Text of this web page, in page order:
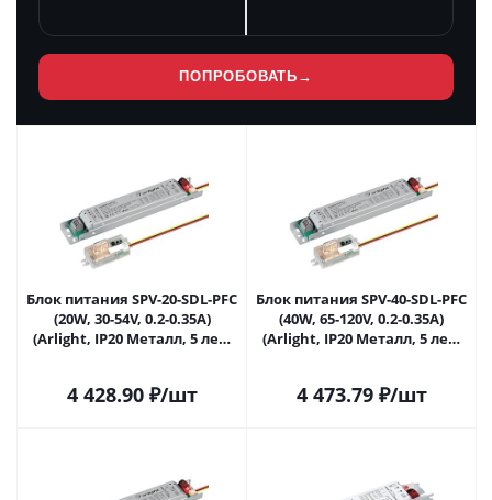
ПОПРОБОВАТЬ →
Блок питания SPV-20-SDL-PFC
(20W, 30-54V, 0.2-0.35A)
(Arlight, IP20 Металл, 5 лет)
4 428.90₽/шт
Блок питания SPV-40-SDL-PFC
(40W, 65-120V, 0.2-0.35A)
(Arlight, IP20 Металл, 5 лет)
4 473.79₽/шт